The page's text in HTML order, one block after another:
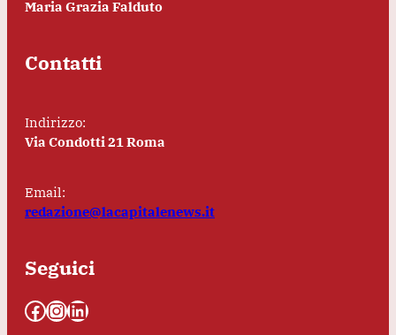
Maria Grazia Falduto
Contatti
Indirizzo:
Via Condotti 21 Roma
Email:
redazione@lacapitalenews.it
Seguici
Facebook InstagramLinkedIn